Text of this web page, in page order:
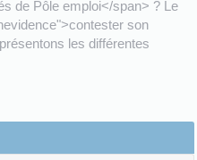
de Pôle emploi</span> ? Le
son
les différentes